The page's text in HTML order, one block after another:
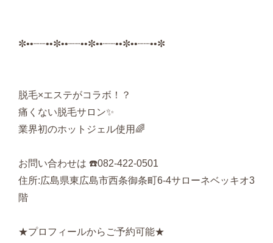
✼••┈┈••✼••┈┈••✼••┈┈••✼••┈┈••✼
脱毛×エステがコラボ！？
痛くない脱毛サロン✨
業界初のホットジェル使用🌈
お問い合わせは ☎️082-422-0501
住所:広島県東広島市西条御条町6-4サローネベッキオ3
階
★プロフィールからご予約可能★